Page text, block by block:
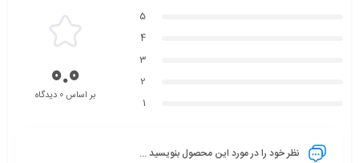
5
4
3
2
1
0.0
بر اساس 0 دیدگاه
نظر خود را در مورد این محصول بنویسید ...